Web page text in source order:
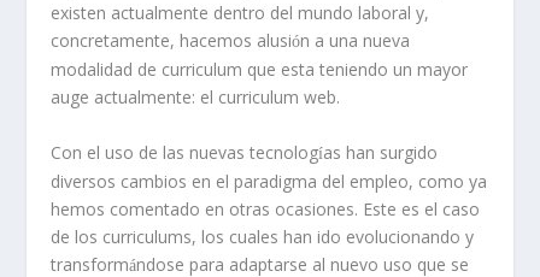
existen actualmente dentro del mundo laboral y,
concretamente, hacemos alusión a una nueva
modalidad de curriculum que esta teniendo un mayor
auge actualmente: el curriculum web.
Con el uso de las nuevas tecnologías han surgido
diversos cambios en el paradigma del empleo, como ya
hemos comentado en otras ocasiones. Este es el caso
de los curriculums, los cuales han ido evolucionando y
transformándose para adaptarse al nuevo uso que se